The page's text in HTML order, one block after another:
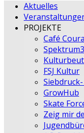
Aktuelles
PROJEKTE
Café
FSJ Kultur
GrowHub
Skate
Zeig mir